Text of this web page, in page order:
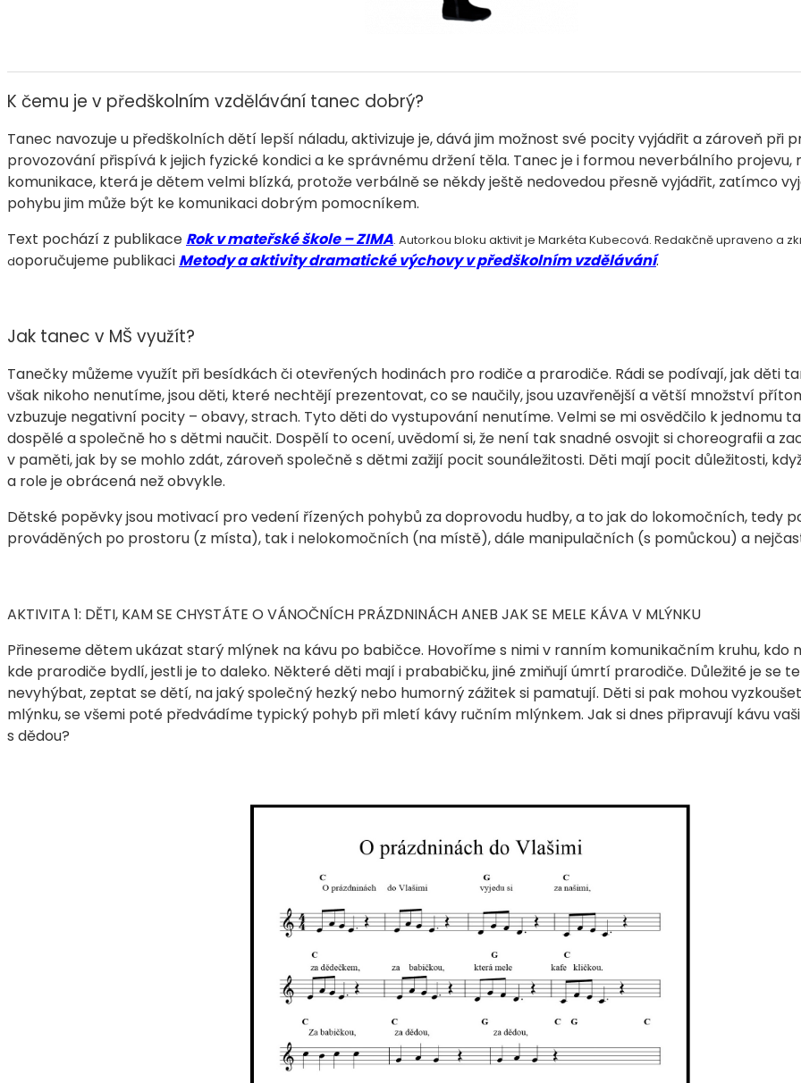
K čemu je v předškolním vzdělávání tanec dobrý?
Tanec navozuje u předškolních dětí lepší náladu, aktivizuje je, dává jim možnost své pocity vyjádřit a zároveň při
provozování přispívá k jejich fyzické kondici a ke správnému držení těla. Tanec je i formou neverbálního projevu,
komunikace, která je dětem velmi blízká, protože verbálně se někdy ještě nedovedou přesně vyjádřit, zatímco
pohybu jim může být ke komunikaci dobrým pomocníkem.
Text pochází z publikace Rok v mateřské škole – ZIMA. Autorkou bloku aktivit je Markéta Kubecová. Redakčně upraveno a
doporučujeme publikaci Metody a aktivity dramatické výchovy v předškolním vzdělávání.
Jak tanec v MŠ využít?
Tanečky můžeme využít při besídkách či otevřených hodinách pro rodiče a prarodiče. Rádi se podívají, jak děti
však nikoho nenutíme, jsou děti, které nechtějí prezentovat, co se naučily, jsou uzavřenější a větší množství
vzbuzuje negativní pocity – obavy, strach. Tyto děti do vystupování nenutíme. Velmi se mi osvědčilo k jednomu
dospělé a společně ho s dětmi naučit. Dospělí to ocení, uvědomí si, že není tak snadné osvojit si choreografii a
v paměti, jak by se mohlo zdát, zároveň společně s dětmi zažijí pocit sounáležitosti. Děti mají pocit důležitosti,
a role je obrácená než obvykle.
Dětské popěvky jsou motivací pro vedení řízených pohybů za doprovodu hudby, a to jak do lokomočních, tedy
prováděných po prostoru (z místa), tak i nelokomočních (na místě), dále manipulačních (s pomůckou) a
AKTIVITA 1: DĚTI, KAM SE CHYSTÁTE O VÁNOČNÍCH PRÁZDNINÁCH ANEB JAK SE MELE KÁVA V MLÝNKU
Přineseme dětem ukázat starý mlýnek na kávu po babičce. Hovoříme s nimi v ranním komunikačním kruhu, kdo
kde prarodiče bydlí, jestli je to daleko. Některé děti mají i prababičku, jiné zmiňují úmrtí prarodiče. Důležité je se
nevyhýbat, zeptat se dětí, na jaký společný hezký nebo humorný zážitek si pamatují. Děti si pak mohou
mlýnku, se všemi poté předvádíme typický pohyb při mletí kávy ručním mlýnkem. Jak si dnes připravují kávu
s dědou?